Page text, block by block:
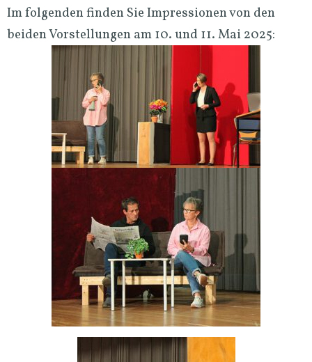
Im folgenden finden Sie Impressionen von den
beiden Vorstellungen am 10. und 11. Mai 2025: